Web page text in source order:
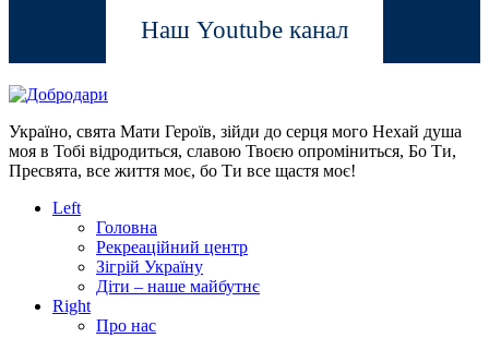
Наш Youtube канал
Україно, свята Мати Героїв, зійди до серця мого Нехай душа
моя в Тобі відродиться, славою Твоєю опроміниться, Бо Ти,
Пресвята, все життя моє, бо Ти все щастя моє!
Left
Головна
Рекреаційний центр
Зігрій Україну
Діти – наше майбутнє
Right
Про нас